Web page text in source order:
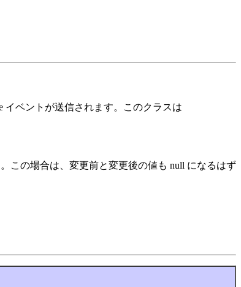
イベントが送信されます。このクラスは
この場合は、変更前と変更後の値も null になるはず